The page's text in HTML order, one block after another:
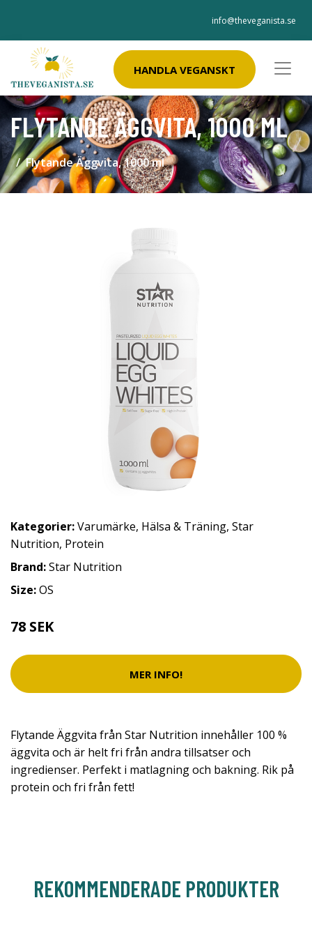
info@theveganista.se
HANDLA VEGANSKT
FLYTANDE ÄGGVITA, 1000 ML
Flytande Äggvita, 1000 ml
Kategorier:Varumärke, Hälsa & Träning, Star
Nutrition, Protein
Brand:Star Nutrition
Size:OS
78 SEK
MER INFO!
Flytande Äggvita från Star Nutrition innehåller 100 %
äggvita och är helt fri från andra tillsatser och
ingredienser. Perfekt i matlagning och bakning. Rik på
protein och fri från fett!
REKOMMENDERADE PRODUKTER